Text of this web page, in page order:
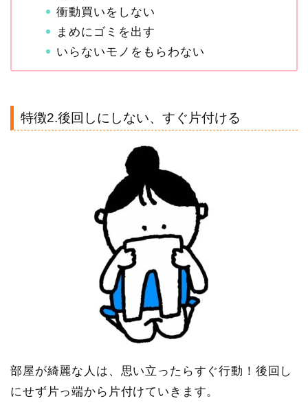
衝動買いをしない
まめにゴミを出す
いらないモノをもらわない
特徴2.後回しにしない、すぐ片付ける
部屋が綺麗な人は、思い立ったらすぐ行動！後回し
にせず片っ端から片付けていきます。